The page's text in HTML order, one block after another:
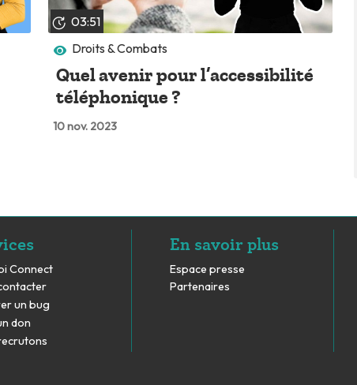
03:51
Droits & Combats
Quel avenir pour l’accessibilité
téléphonique ?
10 nov. 2023
Connect
un bug
don
En savoir plus
Espace presse
Partenaires